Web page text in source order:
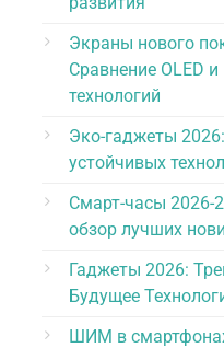
Экраны нового
Сравнение OLED и
технологий
Эко-гаджеты
устойчивых
Смарт-часы 2026-
обзор лучших
Гаджеты 2026:
Будущее
ШИМ в